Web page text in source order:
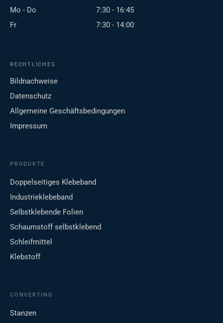
Mo - Do
7:30 - 16:45
Fr
7:30 - 14:00
RECHTLICHES
Bildnachweise
Datenschutz
Allgemeine Geschäftsbedingungen
Impressum
PRODUKTE
Doppelseitiges Klebeband
Industrieklebeband
Selbstklebende Folien
Schaumstoff selbstklebend
Schleifmittel
Klebstoff
CONVERTING
Stanzen